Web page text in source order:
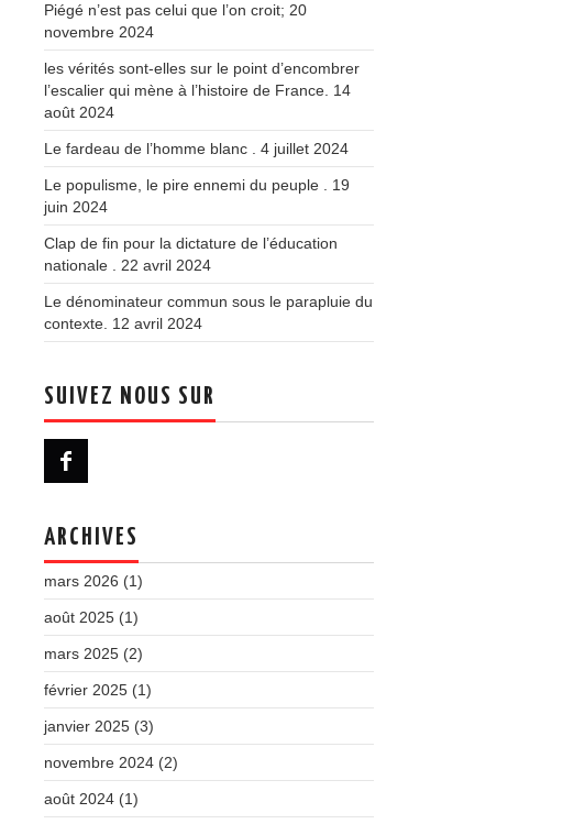
Piégé n’est pas celui que l’on croit; 20
novembre 2024
les vérités sont-elles sur le point d’encombrer
l’escalier qui mène à l’histoire de France. 14
août 2024
Le fardeau de l’homme blanc . 4 juillet 2024
Le populisme, le pire ennemi du peuple .
19
juin 2024
Clap de fin pour la dictature de l’éducation
nationale .
22 avril 2024
Le dénominateur commun sous le parapluie du
contexte. 12 avril 2024
SUIVEZ NOUS SUR
ARCHIVES
mars 2026 (1)
août 2025 (1)
mars 2025 (2)
février 2025 (1)
janvier 2025 (3)
novembre 2024 (2)
août 2024 (1)